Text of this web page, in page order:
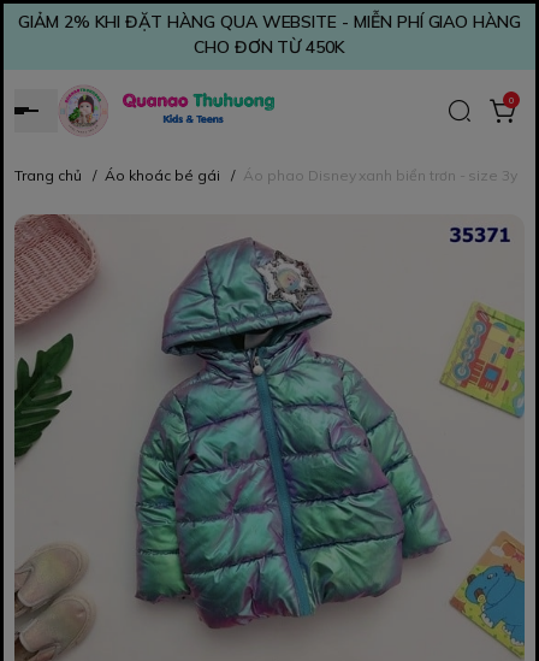
GIẢM 2% KHI ĐẶT HÀNG QUA WEBSITE - MIỄN PHÍ GIAO HÀNG
CHO ĐƠN TỪ 450K
0
Trang chủ / Áo khoác bé gái / Áo phao Disney xanh biển trơn - size 3y